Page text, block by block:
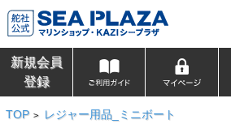
新規会員
登録
TOP > レジャー用品_ミニボート